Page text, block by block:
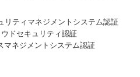
リティマネジメントシステム認証
ドセキュリティ認証
マネジメントシステム認証